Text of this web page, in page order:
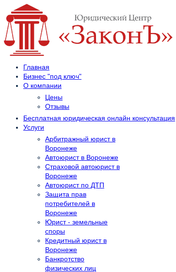
Главная
Бизнес "под ключ"
О компании
Цены
Отзывы
Бесплатная юридическая онлайн консультация
Услуги
Арбитражный юрист в
Воронеже
Автоюрист в Воронеже
Страховой автоюрист в
Воронеже
Автоюрист по ДТП
Защита прав
потребителей в
Воронеже
Юрист - земельные
споры
Кредитный юрист в
Воронеже
Банкротство
физических лиц